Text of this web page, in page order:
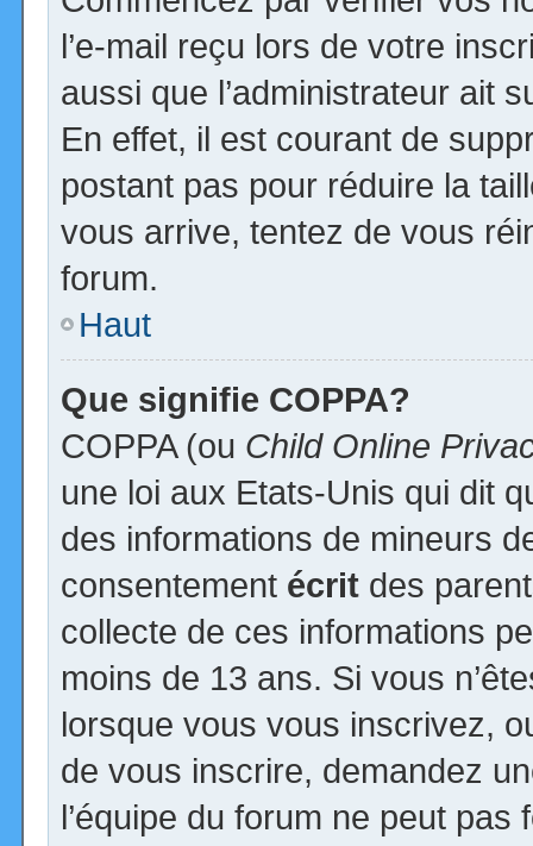
l’e-mail reçu lors de votre
aussi que l’administrateur ait
En effet, il est courant de
postant pas pour réduire la
vous arrive, tentez de vous
forum.
Haut
Que signifie COPPA?
COPPA (ou Child Online
une loi aux Etats-Unis qui dit
des informations de mineurs
consentement écrit des
collecte de ces informations
moins de 13 ans. Si vous
lorsque vous vous inscrivez,
de vous inscrire, demandez
l’équipe du forum ne peut